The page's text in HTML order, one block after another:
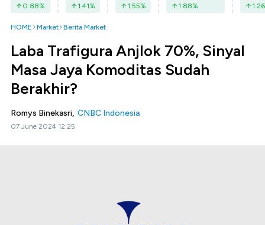
0.88% 1.41% 1.55% 1.88% 1.26
HOME Market Berita Market
Laba Trafigura Anjlok 70%, Sinyal
Masa Jaya Komoditas Sudah
Berakhir?
Romys Binekasri, CNBC Indonesia
07 June 2024 12:25